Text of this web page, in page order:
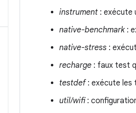
instrument : exécute
native-benchmark:
native-stress :
recharge : faux test
testdef: exécute les
util/wifi: